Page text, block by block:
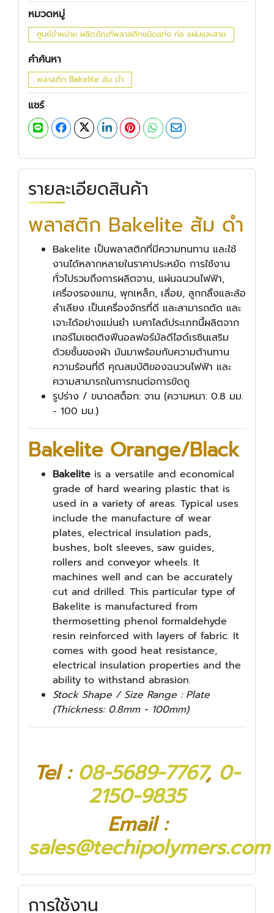
หมวดหมู่
ศูนย์จำหน่าย ผลิตภัณฑ์พลาสติกชนิดแท่ง ท่อ แผ่นและสาย
คำค้นหา
พลาสติก Bakelite ส้ม ดำ
แชร์
รายละเอียดสินค้า
พลาสติก Bakelite ส้ม ดำ
Bakelite เป็นพลาสติกที่มีความทนทาน และใช้
งานได้หลากหลายในราคาประหยัด การใช้งาน
ทั่วไปรวมถึงการผลิตจาน, แผ่นฉนวนไฟฟ้า,
เครื่องรองแกน, พุกเหล็ก, เลื่อย, ลูกกลิ้งและล้อ
ลำเลียง เป็นเครื่องจักรที่ดี และสามารถตัด และ
เจาะได้อย่างแม่นยำ เบคาไลต์ประเภทนี้ผลิตจาก
เทอร์โมเซตติงฟีนอลฟอร์มัลดีไฮด์เรซินเสริม
ด้วยชั้นของผ้า มันมาพร้อมกับความต้านทาน
ความร้อนที่ดี คุณสมบัติของฉนวนไฟฟ้า และ
ความสามารถในการทนต่อการขัดถู
รูปร่าง / ขนาดสต็อก: จาน (ความหนา: 0.8 มม.
- 100 มม.)
Bakelite Orange/Black
Bakelite is a versatile and economical
grade of hard wearing plastic that is
used in a variety of areas. Typical uses
include the manufacture of wear
plates, electrical insulation pads,
bushes, bolt sleeves, saw guides,
rollers and conveyor wheels. It
machines well and can be accurately
cut and drilled. This particular type of
Bakelite is manufactured from
thermosetting phenol formaldehyde
resin reinforced with layers of fabric. It
comes with good heat resistance,
electrical insulation properties and the
ability to withstand abrasion.
Stock Shape / Size Range : Plate
(Thickness: 0.8mm - 100mm)
Tel : 08-5689-7767, 0-
2150-9835
Email :
sales@techipolymers.com
การใช้งาน